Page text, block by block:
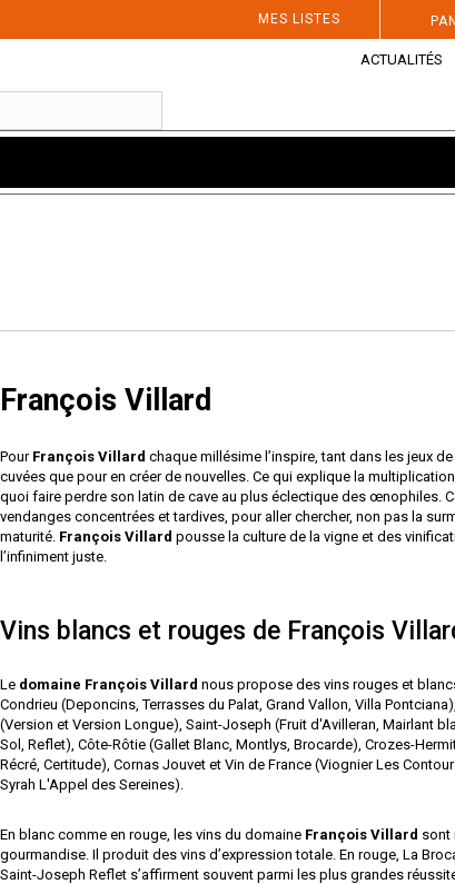
MES LISTES
ACTUALITÉS
François Villard
PourFrançois Villard chaque millésime l’inspire, tant dans les jeux
cuvées que pour en créer de nouvelles. Ce qui explique la
quoi faire perdre son latin de cave au plus éclectique des œnophiles.
vendanges concentrées et tardives, pour aller chercher, non pas la
maturité. François Villard pousse la culture de la vigne et des
l’infiniment juste.
Vins blancs et rouges de François
Le domaine François Villard nous propose des vins rouges et
Condrieu (Deponcins, Terrasses du Palat, Grand Vallon, Villa
(Version et Version Longue), Saint-Joseph (Fruit d'Avilleran, Mairlant
Sol, Reflet), Côte-Rôtie (Gallet Blanc, Montlys, Brocarde), Crozes-
Récré, Certitude), Cornas Jouvet et Vin de France (Viognier Les
Syrah L'Appel des Sereines).
En blanc comme en rouge, les vins du domaine François Villard sont
gourmandise. Il produit des vins d’expression totale. En rouge, La
Saint-Joseph Reflet s’affirment souvent parmi les plus grandes